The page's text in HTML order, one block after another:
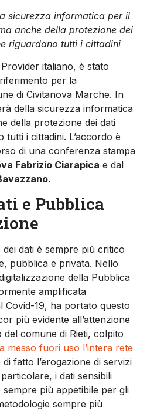
sicurezza informatica per il
anche della protezione dei
riguardano tutti i cittadini
italiano, è stato
per la
di Civitanova Marche. In
della sicurezza informatica
della protezione dei dati
i cittadini. L’accordo è
di una conferenza stampa
Fabrizio Ciarapica e dal
.
e Pubblica
dati è sempre più critico
pubblica e privata. Nello
della Pubblica
amplificata
Covid-19, ha portato questo
più evidente all’attenzione
comune di Rieti, colpito
messo fuori uso l’intera rete
fatto l’erogazione di servizi
i dati sensibili
più appetibile per gli
sempre più